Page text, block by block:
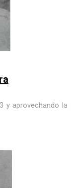
y aprovechando la